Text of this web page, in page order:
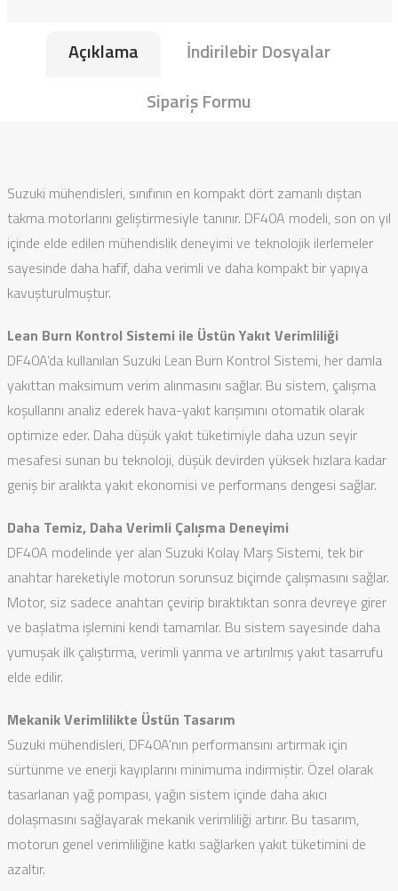
Açıklama
İndirilebir Dosyalar
Sipariş Formu
Suzuki mühendisleri, sınıfının en kompakt dört zamanlı dıştan
takma motorlarını geliştirmesiyle tanınır. DF40A modeli, son on yıl
içinde elde edilen mühendislik deneyimi ve teknolojik ilerlemeler
sayesinde daha hafif, daha verimli ve daha kompakt bir yapıya
kavuşturulmuştur.
Lean Burn Kontrol Sistemi ile Üstün Yakıt Verimliliği
DF40A’da kullanılan Suzuki Lean Burn Kontrol Sistemi, her damla
yakıttan maksimum verim alınmasını sağlar. Bu sistem, çalışma
koşullarını analiz ederek hava-yakıt karışımını otomatik olarak
optimize eder. Daha düşük yakıt tüketimiyle daha uzun seyir
mesafesi sunan bu teknoloji, düşük devirden yüksek hızlara kadar
geniş bir aralıkta yakıt ekonomisi ve performans dengesi sağlar.
Daha Temiz, Daha Verimli Çalışma Deneyimi
DF40A modelinde yer alan Suzuki Kolay Marş Sistemi, tek bir
anahtar hareketiyle motorun sorunsuz biçimde çalışmasını sağlar.
Motor, siz sadece anahtarı çevirip bıraktıktan sonra devreye girer
ve başlatma işlemini kendi tamamlar. Bu sistem sayesinde daha
yumuşak ilk çalıştırma, verimli yanma ve artırılmış yakıt tasarrufu
elde edilir.
Mekanik Verimlilikte Üstün Tasarım
Suzuki mühendisleri, DF40A’nın performansını artırmak için
sürtünme ve enerji kayıplarını minimuma indirmiştir. Özel olarak
tasarlanan yağ pompası, yağın sistem içinde daha akıcı
dolaşmasını sağlayarak mekanik verimliliği artırır. Bu tasarım,
motorun genel verimliliğine katkı sağlarken yakıt tüketimini de
azaltır.